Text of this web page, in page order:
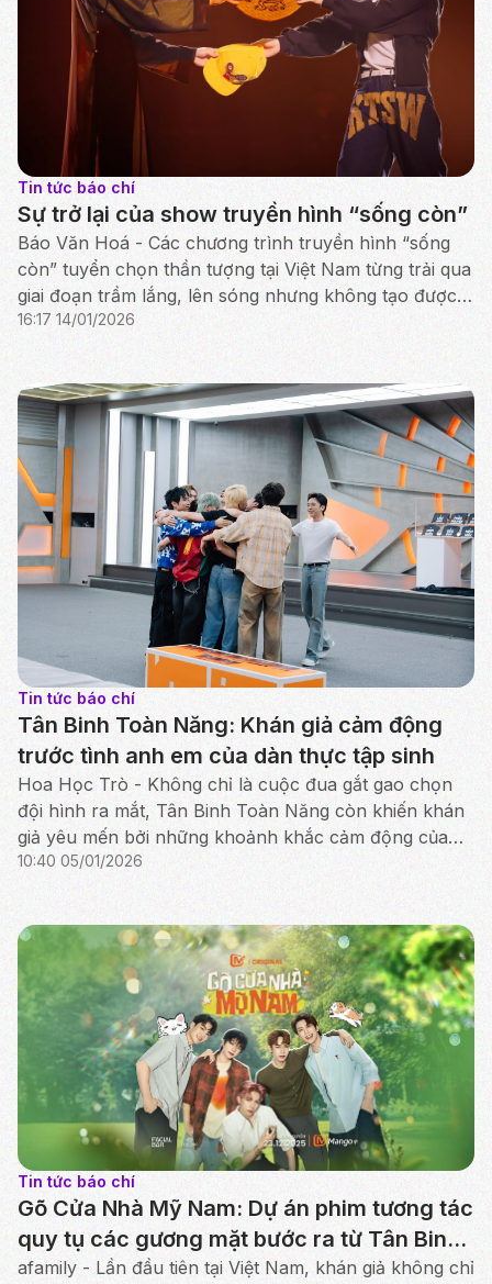
Tin tức báo chí
Sự trở lại của show truyền hình “sống còn”
Báo Văn Hoá - Các chương trình truyền hình “sống
còn” tuyển chọn thần tượng tại Việt Nam từng trải qua
giai đoạn trầm lắng, lên sóng nhưng không tạo được
sức hút như kỳ vọng.
16:17 14/01/2026
Tin tức báo chí
Tân Binh Toàn Năng: Khán giả cảm động
trước tình anh em của dàn thực tập sinh
Hoa Học Trò - Không chỉ là cuộc đua gắt gao chọn
đội hình ra mắt, Tân Binh Toàn Năng còn khiến khán
giả yêu mến bởi những khoảnh khắc cảm động của
tình anh em phía sau ánh đèn sân khấu.
10:40 05/01/2026
Tin tức báo chí
Gõ Cửa Nhà Mỹ Nam: Dự án phim tương tác
quy tụ các gương mặt bước ra từ Tân Binh
Toàn Năng
afamily - Lần đầu tiên tại Việt Nam, khán giả không chỉ